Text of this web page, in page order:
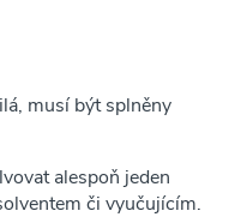
musí být splněny
alespoň jeden
či vyučujícím.